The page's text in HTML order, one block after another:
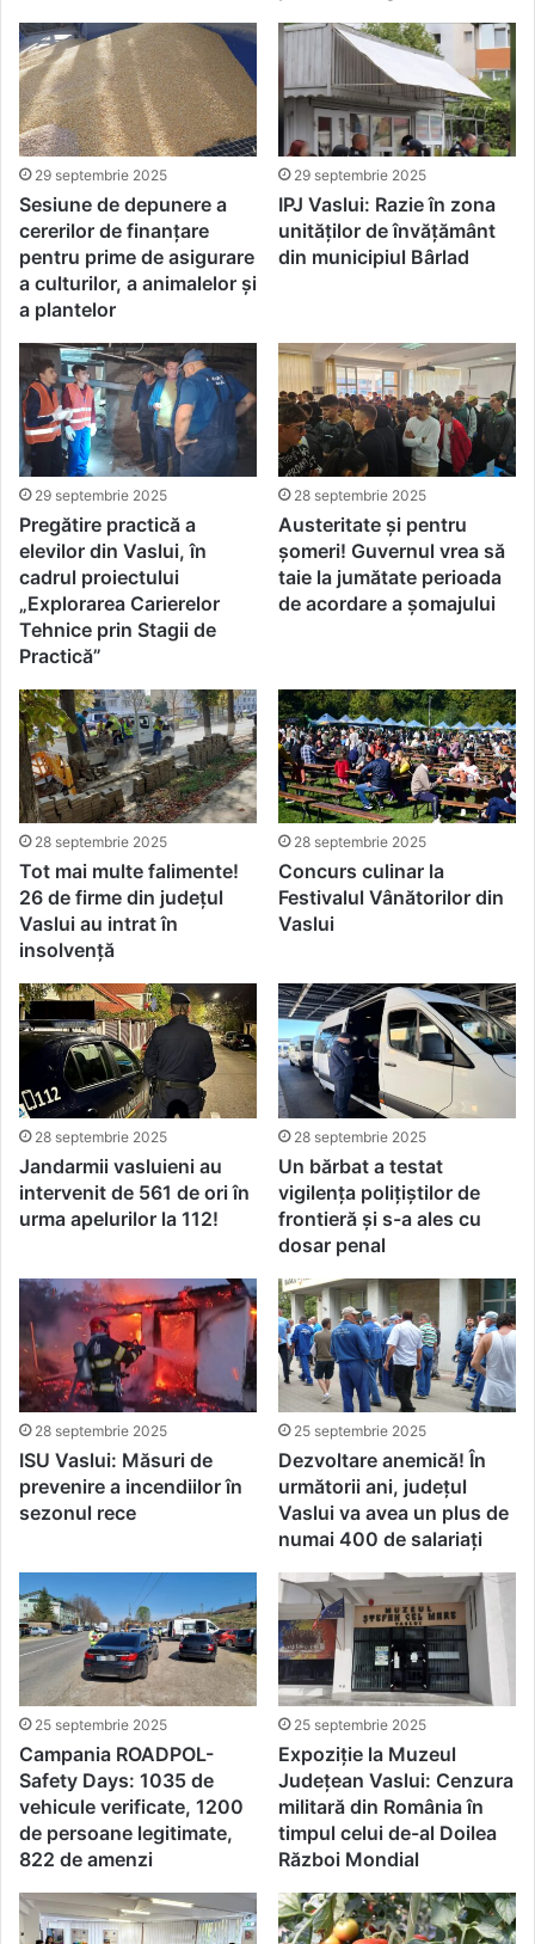
29 septembrie 2025
Sesiune de depunere a
cererilor de finanțare
pentru prime de asigurare
a culturilor, a animalelor și
a plantelor
29 septembrie 2025
IPJ Vaslui: Razie în zona
unităților de învățământ
din municipiul Bârlad
29 septembrie 2025
Pregătire practică a
elevilor din Vaslui, în
cadrul proiectului
„Explorarea Carierelor
Tehnice prin Stagii de
Practică”
28 septembrie 2025
Austeritate și pentru
șomeri! Guvernul vrea să
taie la jumătate perioada
de acordare a șomajului
28 septembrie 2025
Tot mai multe falimente!
26 de firme din județul
Vaslui au intrat în
insolvență
28 septembrie 2025
Concurs culinar la
Festivalul Vânătorilor din
Vaslui
28 septembrie 2025
Jandarmii vasluieni au
intervenit de 561 de ori în
urma apelurilor la 112!
28 septembrie 2025
Un bărbat a testat
vigilența polițiștilor de
frontieră și s-a ales cu
dosar penal
28 septembrie 2025
ISU Vaslui: Măsuri de
prevenire a incendiilor în
sezonul rece
25 septembrie 2025
Dezvoltare anemică! În
următorii ani, județul
Vaslui va avea un plus de
numai 400 de salariați
25 septembrie 2025
Campania ROADPOL-
Safety Days: 1035 de
vehicule verificate, 1200
de persoane legitimate,
822 de amenzi
25 septembrie 2025
Expoziție la Muzeul
Județean Vaslui: Cenzura
militară din România în
timpul celui de-al Doilea
Război Mondial